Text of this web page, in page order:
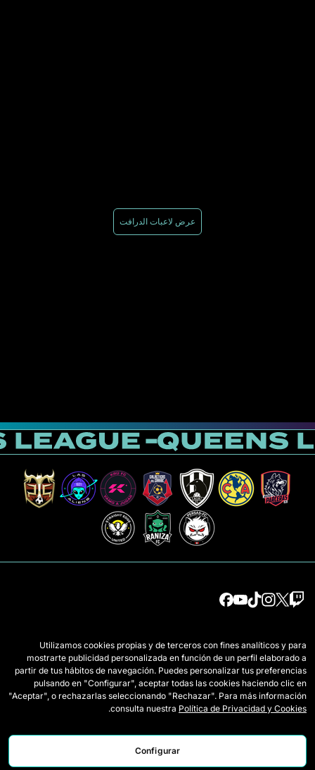
عرض لاعبات الدرافت
لاعبات الدرافت
وايلد كاردز
المباريات
الترتيب
الإحصائيات
كيف تُلعب Queens
اعتمادات الصحافة
اتصل بنا
اعمل معنا
Utilizamos cookies propias y de terceros con fines analíticos y para
mostrarte publicidad personalizada en función de un perfil elaborado a
partir de tus hábitos de navegación. Puedes personalizar tus preferencias
pulsando en "Configurar", aceptar todas las cookies haciendo clic en
"Aceptar", o rechazarlas seleccionando "Rechazar". Para más información
consulta nuestra Política de Privacidad y Cookies
.
Configurar